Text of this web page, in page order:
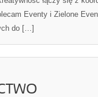
Eventy i Zielone
do […]